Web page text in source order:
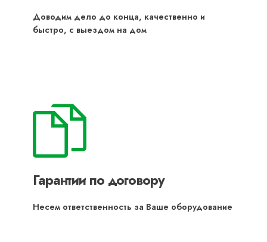
Доводим дело до конца, качественно и
быстро, с выездом на дом
Гарантии по договору
Несем ответственность за Ваше оборудование